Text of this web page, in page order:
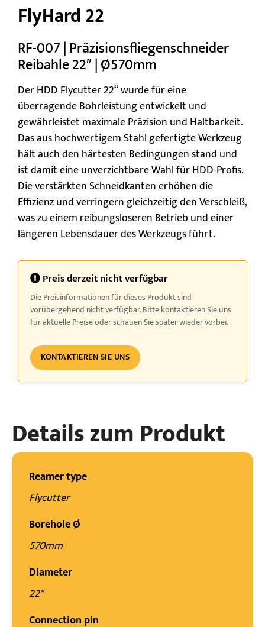
FlyHard 22
RF-007 | Präzisionsfliegenschneider
Reibahle 22″ | Ø570mm
Der HDD Flycutter 22“ wurde für eine
überragende Bohrleistung entwickelt und
gewährleistet maximale Präzision und Haltbarkeit.
Das aus hochwertigem Stahl gefertigte Werkzeug
hält auch den härtesten Bedingungen stand und
ist damit eine unverzichtbare Wahl für HDD-Profis.
Die verstärkten Schneidkanten erhöhen die
Effizienz und verringern gleichzeitig den Verschleiß,
was zu einem reibungsloseren Betrieb und einer
längeren Lebensdauer des Werkzeugs führt.
Preis derzeit nicht verfügbar
Die Preisinformationen für dieses Produkt sind
vorübergehend nicht verfügbar. Bitte kontaktieren Sie uns
für aktuelle Preise oder schauen Sie später wieder vorbei.
KONTAKTIEREN SIE UNS
Details zum Produkt
Reamer type
Flycutter
Borehole Ø
570mm
Diameter
22''
Connection pin